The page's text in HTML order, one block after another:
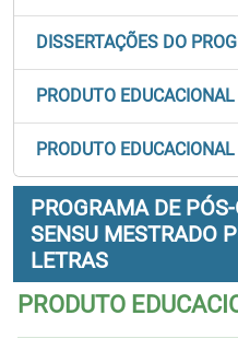
DISSERTAÇÕES DO
PRODUTO
PRODUTO
PROGRAMA DE
SENSU MESTRADO
LETRAS
PRODUTO